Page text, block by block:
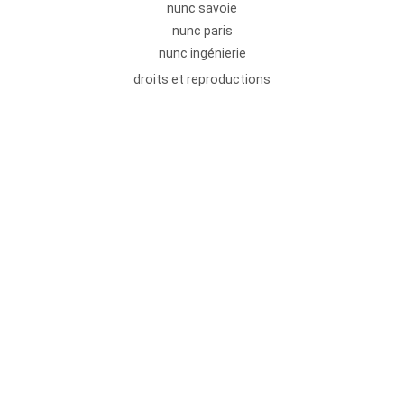
nunc savoie
nunc paris
nunc ingénierie
droits et reproductions